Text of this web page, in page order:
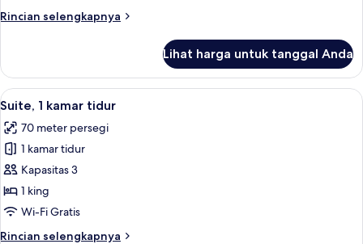
Tidur
Rincian selengkapnya
Rincian
Kamar
Premium,
1
Tidur
King
Lihat harga untuk tanggal Anda
Lihat
semua
foto
untuk
Suite,
1
kamar
Suite, 1 kamar tidur | Minibar,
15
Suite, 1 kamar tidur
70 meter persegi
1 kamar tidur
Kapasitas 3
1 king
Wi-Fi Gratis
Rincian selengkapnya
Rincian